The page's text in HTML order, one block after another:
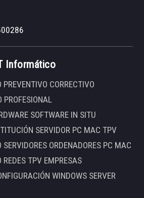
Informático
CORRECTIVO
PROFESIONAL
SOFTWARE IN SITU
SERVIDOR PC MAC TPV
ORDENADORES PC MAC
TPV EMPRESAS
WINDOWS SERVER